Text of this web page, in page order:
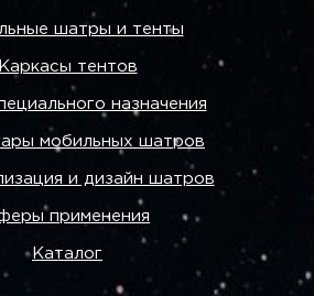
шатры и тенты
Каркасы тентов
назначения
мобильных шатров
и дизайн шатров
применения
Каталог